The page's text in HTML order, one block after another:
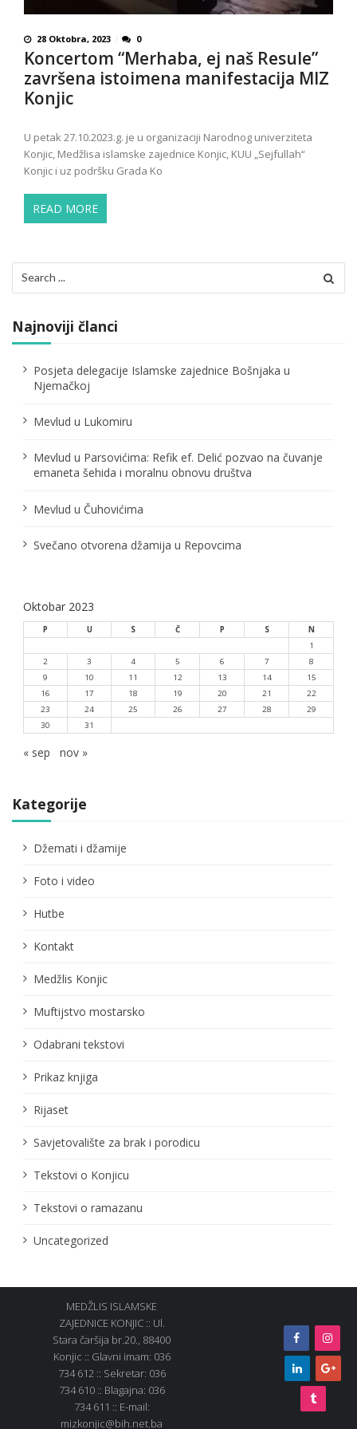
28 Oktobra, 2023 0
Koncertom “Merhaba, ej naš Resule”
završena istoimena manifestacija MIZ
Konjic
U petak 27.10.2023.g. je u organizaciji Narodnog univerziteta
Konjic, Medžlisa islamske zajednice Konjic, KUU „Sejfullah“
Konjic i uz podršku Grada Ko
READ MORE
for:
Najnoviji članci
Posjeta delegacije Islamske zajednice Bošnjaka u
Njemačkoj
Mevlud u Lukomiru
Mevlud u Parsovićima: Refik ef. Delić pozvao na čuvanje
emaneta šehida i moralnu obnovu društva
Mevlud u Čuhovićima
Svečano otvorena džamija u Repovcima
Oktobar 2023
P U S Č P S
N
1
2
3 4 5 6 7
8
9
10 11 12 13 14
15
16
17 18 19 20 21
22
23
24 25 26 27 28
29
30
31
« sep nov »
Kategorije
Džemati i džamije
Foto i video
Hutbe
Kontakt
Medžlis Konjic
Muftijstvo mostarsko
Odabrani tekstovi
Prikaz knjiga
Rijaset
Savjetovalište za brak i porodicu
Tekstovi o Konjicu
Tekstovi o ramazanu
Uncategorized
MEDŽLIS ISLAMSKE
ZAJEDNICE KONJIC :: Ul.
Stara čaršija br.20., 88400
Konjic :: Glavni imam: 036
734 612 :: Sekretar: 036
734 610 :: Blagajna: 036
734 611 :: E-mail:
mizkonjic@bih.net.ba